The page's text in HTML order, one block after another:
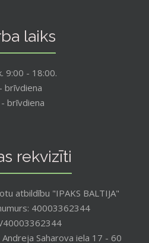
laiks
9:00 - 18:00.
brīvdiena
- brīvdiena
rekvizīti
atbildību "IPAKS BALTIJA"
40003362344
Andreja Saharova iela 17 - 60